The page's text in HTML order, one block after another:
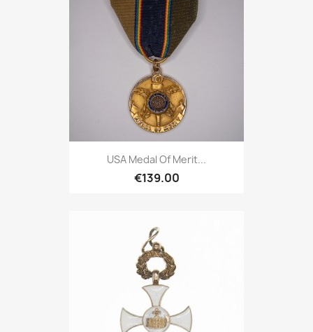
USA Medal Of Merit...
€139.00